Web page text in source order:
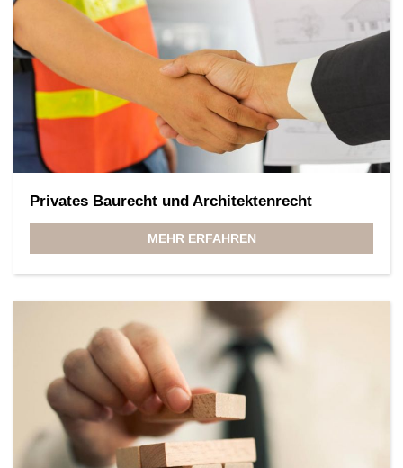
Privates Baurecht und Architektenrecht
MEHR ERFAHREN